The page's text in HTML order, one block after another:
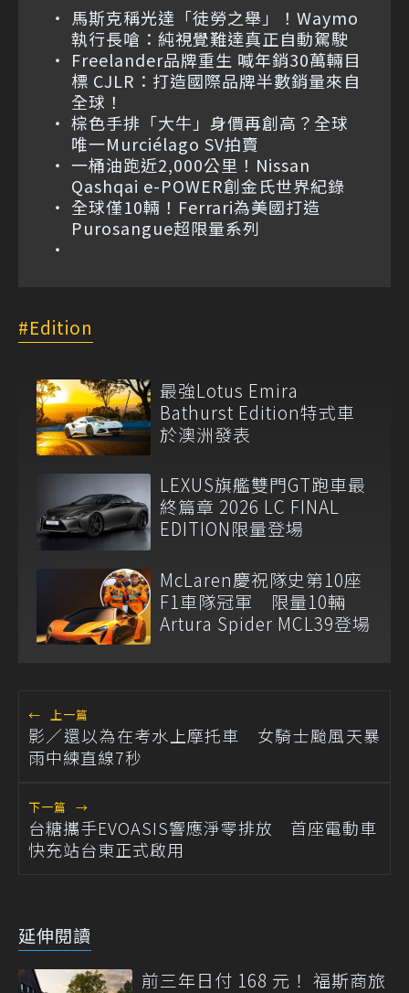
馬斯克稱光達「徒勞之舉」！Waymo
執行長嗆：純視覺難達真正自動駕駛
Freelander品牌重生 喊年銷30萬輛目
標 CJLR：打造國際品牌半數銷量來自
全球！
棕色手排「大牛」身價再創高？全球
唯一Murciélago SV拍賣
一桶油跑近2,000公里！Nissan
Qashqai e-POWER創金氏世界紀錄
全球僅10輛！Ferrari為美國打造
Purosangue超限量系列
Edition
最強Lotus Emira
Bathurst Edition特式車
於澳洲發表
LEXUS旗艦雙門GT跑車最
終篇章 2026 LC FINAL
EDITION限量登場
McLaren慶祝隊史第10座
F1車隊冠軍 限量10輛
Artura Spider MCL39登場
← 上一篇
影／還以為在考水上摩托車 女騎士颱風天暴
雨中練直線7秒
下一篇 →
台糖攜手EVOASIS響應淨零排放 首座電動車
快充站台東正式啟用
延伸閱讀
前三年日付 168 元！ 福斯商旅